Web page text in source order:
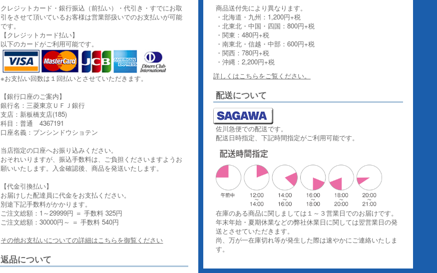
クレジットカード・銀行振込（前払い）・代引き・すでにお取
引をさせて頂いているお客様は営業部扱いでのお支払いが可能
です。
【クレジットカード払い】
以下のカードがご利用可能です。
※お支払い回数は１回払いとさせていただきます。
【銀行口座のご案内】
銀行名：三菱東京ＵＦＪ銀行
支店：新板橋支店(185)
科目：普通 4367191
口座名義：ブンシンドウショテン
当店指定の口座へお振り込みください。
おそれいりますが、振込手数料は、ご負担くださいますようお
願いいたします。入金確認後、商品を発送いたします。
【代金引換払い】
お届けした配達員に代金をお支払ください。
別途下記手数料がかかります。
ご注文総額：1～29999円 ＝ 手数料 325円
ご注文総額：30000円～ ＝ 手数料 540円
その他お支払いについての詳細はこちらを御覧ください
返品について
商品送付先により異なります。
・北海道・九州：1,200円+税
・北東北・中国・四国：800円+税
・関東：480円+税
・南東北・信越・中部：600円+税
・関西：780円+税
・沖縄：2,200円+税
詳しくはこちらをご覧ください。
配送について
佐川急便での配送です。
配送日時指定、下記時間指定がご利用可能です。
在庫のある商品に関しましては１～３営業日でのお届けです。
年末年始・夏期休業などの弊社休業日に関しては翌営業日の発
送とさせていただきます。
尚、万が一在庫切れ等が発生した際は速やかにご連絡いたしま
す。